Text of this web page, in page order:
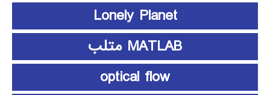
Lonely Planet
MATLAB متلب
optical flow